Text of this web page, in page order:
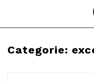
Categorie: